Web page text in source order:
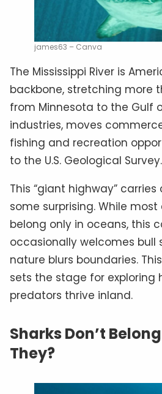
james63 – Canva
The Mississippi River is
backbone, stretching more
from Minnesota to the Gulf
industries, moves
fishing and recreation
to the U.S. Geological Survey.
This “giant highway”
some surprising. While most
belong only in oceans, this
occasionally welcomes bull
nature blurs boundaries.
sets the stage for exploring
predators thrive inland.
Sharks Don’t
They?